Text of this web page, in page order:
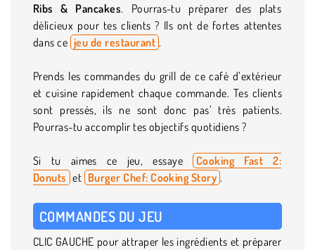
Ribs & Pancakes. Pourras-tu préparer des plats
délicieux pour tes clients ? Ils ont de fortes attentes
dans ce jeu de restaurant .
Prends les commandes du grill de ce café d’extérieur
et cuisine rapidement chaque commande. Tes clients
sont pressés, ils ne sont donc pas’ très patients.
Pourras-tu accomplir tes objectifs quotidiens ?
Si tu aimes ce jeu, essaye
Cooking Fast 2:
Donuts et Burger Chef: Cooking Story .
COMMANDES DU JEU
CLIC GAUCHE pour attraper les ingrédients et préparer